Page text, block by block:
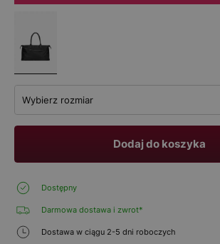
Wybierz rozmiar
Dodaj do koszyka
Dostępny
Darmowa dostawa i zwrot*
Dostawa w ciągu 2-5 dni roboczych